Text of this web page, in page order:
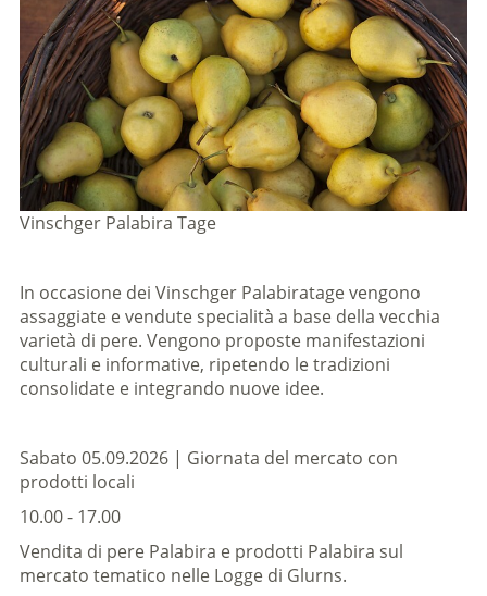
Vinschger Palabira Tage
In occasione dei Vinschger Palabiratage vengono
assaggiate e vendute specialità a base della vecchia
varietà di pere. Vengono proposte manifestazioni
culturali e informative, ripetendo le tradizioni
consolidate e integrando nuove idee.
Sabato 05.09.2026 | Giornata del mercato con
prodotti locali
10.00 - 17.00
Vendita di pere Palabira e prodotti Palabira sul
mercato tematico nelle Logge di Glurns.